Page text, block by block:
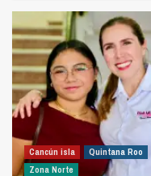
Cancún isla
Quintana Roo
Zona Norte